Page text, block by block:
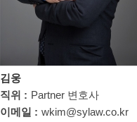
김웅
직위 : Partner 변호사
이메일 : wkim@sylaw.co.kr